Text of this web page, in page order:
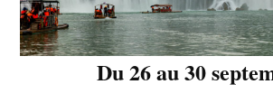
Du 26 au 30